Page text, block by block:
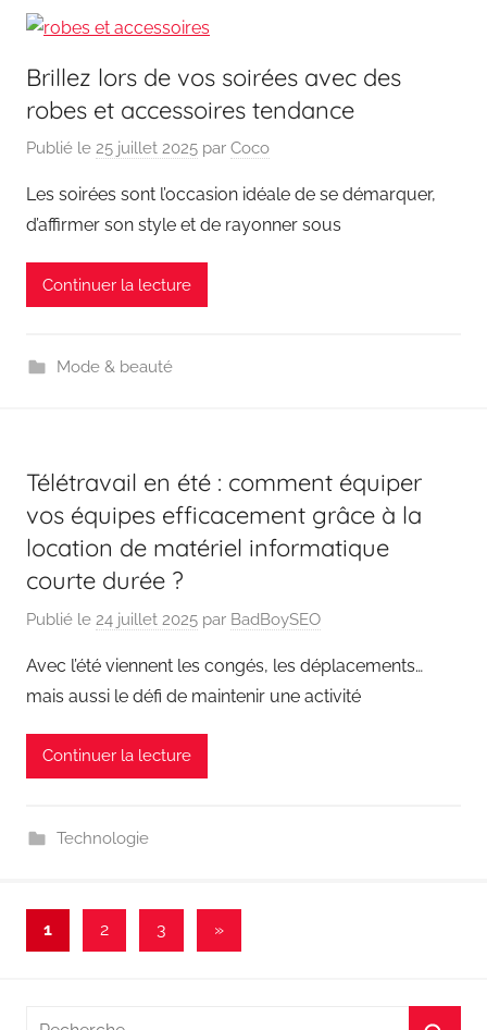
Brillez lors de vos soirées avec des
robes et accessoires tendance
Publié le 25 juillet 2025 par Coco
Les soirées sont l’occasion idéale de se démarquer,
d’affirmer son style et de rayonner sous
Continuer la lecture
Mode & beauté
Télétravail en été : comment équiper
vos équipes efficacement grâce à la
location de matériel informatique
courte durée ?
Publié le 24 juillet 2025 par BadBoySEO
Avec l’été viennent les congés, les déplacements…
mais aussi le défi de maintenir une activité
Continuer la lecture
Technologie
Pagination
1 2 3
Articles
»
Recherche